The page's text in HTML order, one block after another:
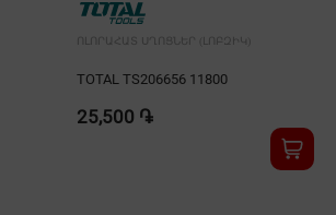
ՈԼՈՐԱՀԱՏ ՍՂՈՑՆԵՐ (ԼՈԲԶԻԿ)
TOTAL TS206656 11800
25,500 ֏